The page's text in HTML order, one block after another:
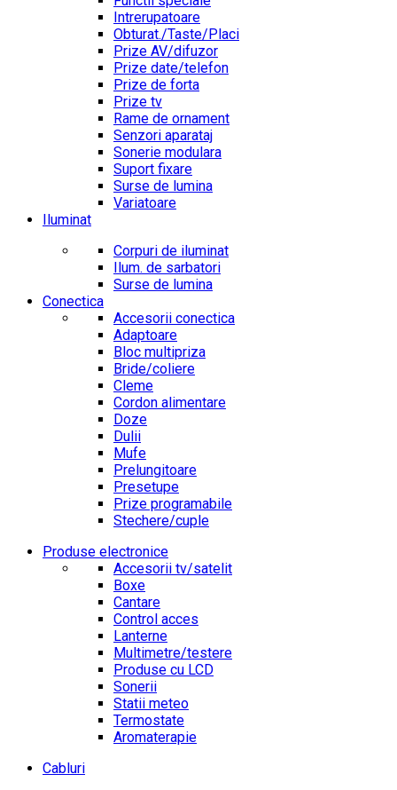
Intrerupatoare
Obturat./Taste/Placi
Prize AV/difuzor
Prize date/telefon
Prize de forta
Prize tv
Rame de ornament
Senzori aparataj
Sonerie modulara
Suport fixare
Surse de lumina
Variatoare
Iluminat
Corpuri de iluminat
Ilum. de sarbatori
Surse de lumina
Conectica
Accesorii conectica
Adaptoare
Bloc multipriza
Bride/coliere
Cleme
Cordon alimentare
Doze
Dulii
Mufe
Prelungitoare
Presetupe
Prize programabile
Stechere/cuple
Produse electronice
Accesorii tv/satelit
Boxe
Cantare
Control acces
Lanterne
Multimetre/testere
Produse cu LCD
Sonerii
Statii meteo
Termostate
Aromaterapie
Cabluri